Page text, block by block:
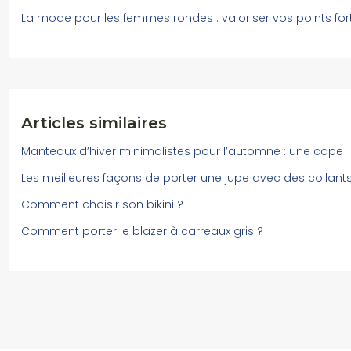
La mode pour les femmes rondes : valoriser vos points
Articles similaires
Manteaux d’hiver minimalistes pour l’automne : une cape
Les meilleures façons de porter une jupe avec des
Comment choisir son bikini ?
Comment porter le blazer à carreaux gris ?